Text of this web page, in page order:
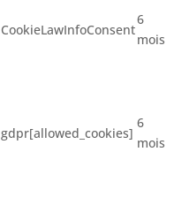
CookieLawInfoConsent
6
mois
gdpr[allowed_cookies]
6
mois